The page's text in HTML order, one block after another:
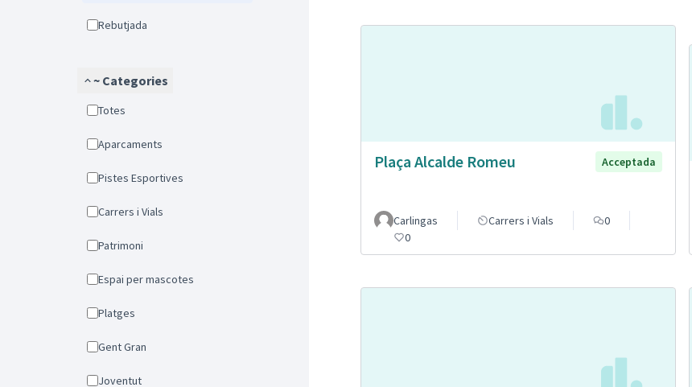
Rebutjada
~ Categories
Totes
Aparcaments
Pistes Esportives
Carrers i Vials
Patrimoni
Espai per mascotes
Platges
Gent Gran
Joventut
Plaça Alcalde Romeu Acceptada
Carlingas Carrers i Vials
0
0